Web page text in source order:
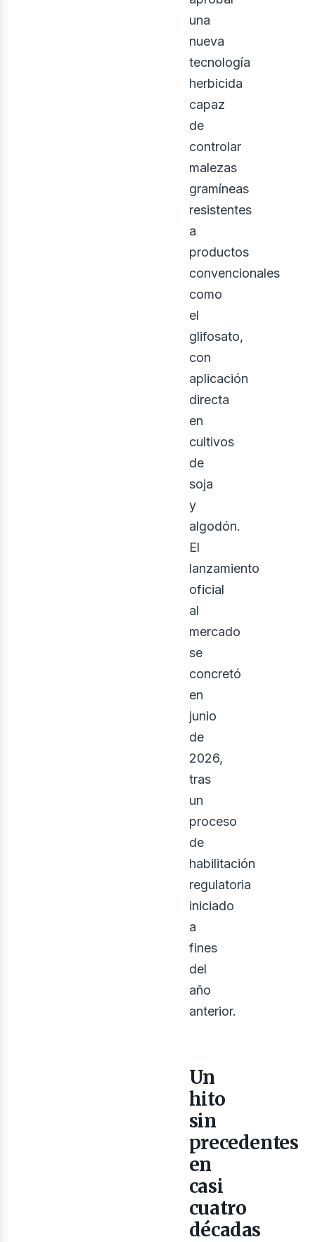
una
nueva
tecnología
herbicida
capaz
de
controlar
malezas
gramíneas
resistentes
a
productos
convencionales
como
el
glifosato,
con
aplicación
directa
en
cultivos
de
soja
y
algodón.
El
lanzamiento
oficial
al
mercado
se
concretó
en
junio
de
2026,
tras
un
proceso
de
habilitación
regulatoria
iniciado
a
fines
del
año
anterior.
Un
hito
sin
precedentes
en
casi
cuatro
décadas